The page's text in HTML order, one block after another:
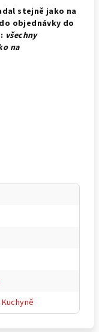
stejně jako na
objednávky do
všechny
na
Kuchyně